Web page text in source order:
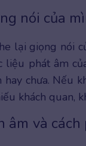
nói của
lại giọng nói
liệu phát âm
chưa. Nếu
khách quan,
âm và cách